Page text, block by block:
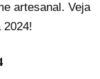
artesanal. Veja
2024!